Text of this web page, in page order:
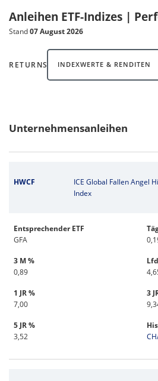
Anleihen ETF-Indizes |
Stand07 August 2026
RETURNS INDEXWERTE & RENDITEN
Unternehmensanleihen
HWCF
ICE Global Fallen Angel
Index
Entsprechender ETF
GFA
3 M %
0,89
1 JR %
7,00
3
5 JR %
3,52